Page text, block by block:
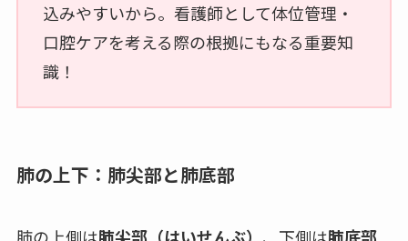
込みやすいから。看護師として体位管理・
口腔ケアを考える際の根拠にもなる重要知
識！
肺の上下：肺尖部と肺底部